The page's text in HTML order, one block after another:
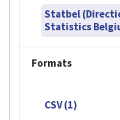
Statbel
Statistics
Formats
CSV (1)